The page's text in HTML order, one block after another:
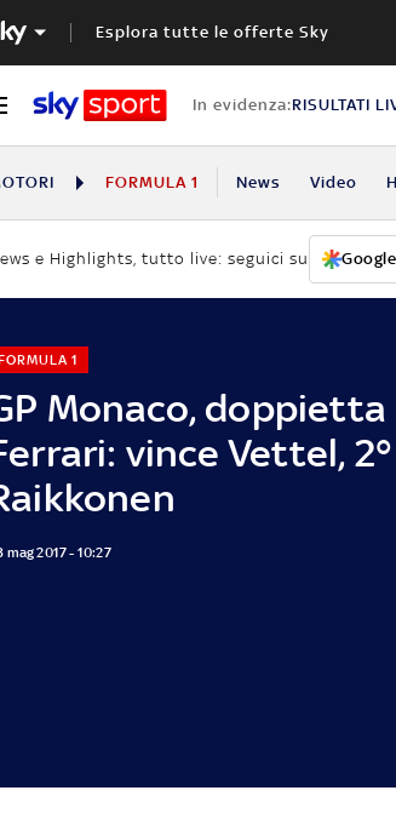
Esplora tutte le offerte Sky
In evidenza:RISULTATI
FORMULA 1 News Video
e Highlights, tutto live: seguici su
Monaco, doppietta
vince Vettel, 2°
1
mag 2017 - 10:27